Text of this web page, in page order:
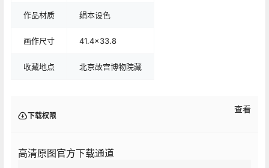
作品材质 绢本设色
画作尺寸 41.4x33.8
收藏地点 北京故宫博物院藏
下载权限
查看
高清原图官方下载通道